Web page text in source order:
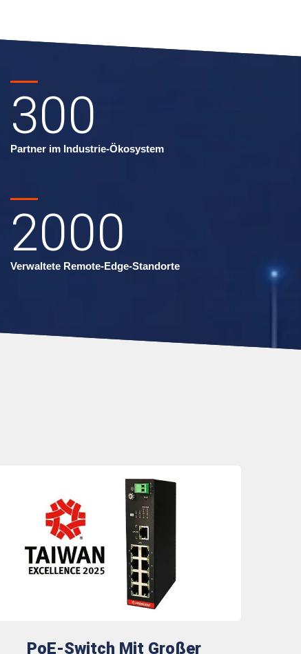
300
Partner im Industrie-Ökosystem
2000
Verwaltete Remote-Edge-Standorte
PoE-Switch Mit Großer